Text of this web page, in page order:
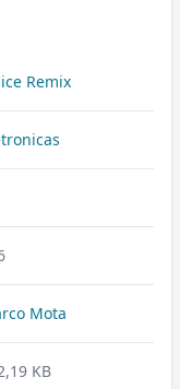
Remix
Mota
KB